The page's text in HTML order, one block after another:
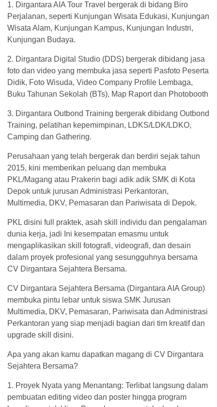
1. Dirgantara AIA Tour Travel bergerak di bidang Biro
Perjalanan, seperti Kunjungan Wisata Edukasi, Kunjungan
Wisata Alam, Kunjungan Kampus, Kunjungan Industri,
Kunjungan Budaya.
2. ⁠Dirgantara Digital Studio (DDS) bergerak dibidang jasa
foto dan video yang membuka jasa seperti Pasfoto Peserta
Didik, Foto Wisuda, Video Company Profile Lembaga,
Buku Tahunan Sekolah (BTs), Map Raport dan Photobooth
3. ⁠Dirgantara Outbond Training bergerak dibidang Outbond
Training, pelatihan kepemimpinan, LDKS/LDK/LDKO,
Camping dan Gathering.
Perusahaan yang telah bergerak dan berdiri sejak tahun
2015, kini memberikan peluang dan membuka
PKL/Magang atau Prakerin bagi adik adik SMK di Kota
Depok untuk jurusan Administrasi Perkantoran,
Multimedia, DKV, Pemasaran dan Pariwisata di Depok.
PKL disini full praktek, asah skill individu dan pengalaman
dunia kerja, jadi Ini kesempatan emasmu untuk
mengaplikasikan skill fotografi, videografi, dan desain
dalam proyek profesional yang sesungguhnya bersama
CV Dirgantara Sejahtera Bersama.
CV Dirgantara Sejahtera Bersama (Dirgantara AIA Group)
membuka pintu lebar untuk siswa SMK Jurusan
Multimedia, DKV, Pemasaran, Pariwisata dan Administrasi
Perkantoran yang siap menjadi bagian dari tim kreatif dan
upgrade skill disini.
Apa yang akan kamu dapatkan magang di CV Dirgantara
Sejahtera Bersama?
1. Proyek Nyata yang Menantang: Terlibat langsung dalam
pembuatan editing video dan poster hingga program